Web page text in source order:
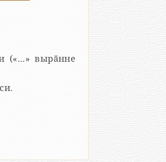
(«...» вырӑнне